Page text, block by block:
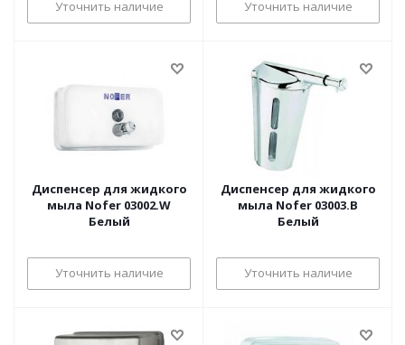
Уточнить наличие Уточнить наличие
Диспенсер для жидкого
мыла Nofer 03002.W
Белый
Уточнить наличие
Диспенсер для жидкого
мыла Nofer 03003.B
Белый
Уточнить наличие